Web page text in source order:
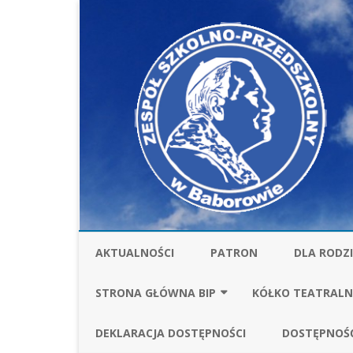
AKTUALNOŚCI PATRON DLA
STOŁÓWKA
STRONA GŁÓWNA BIP
FINANSE
SPRAWOZDANIA
KÓŁKO
DEKLARACJA DOSTĘPNOŚCI